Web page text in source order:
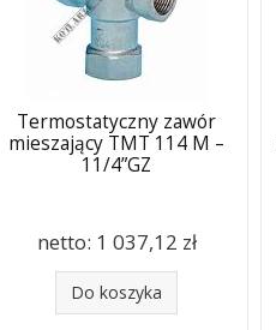
Termostatyczny zawór
mieszający TMT 114 M –
11/4”GZ
netto: 1 037,12 zł
Do koszyka